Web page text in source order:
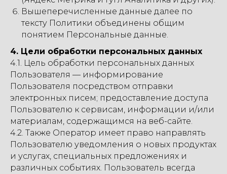
Вышеперечисленные данные далее по
тексту Политики объединены общим
понятием Персональные данные.
4. Цели обработки персональных данных
4.1. Цель обработки персональных данных
Пользователя — информирование
Пользователя посредством отправки
электронных писем; предоставление доступа
Пользователю к сервисам, информации и/или
материалам, содержащимся на веб-сайте.
4.2. Также Оператор имеет право направлять
Пользователю уведомления о новых продуктах
и услугах, специальных предложениях и
различных событиях. Пользователь всегда